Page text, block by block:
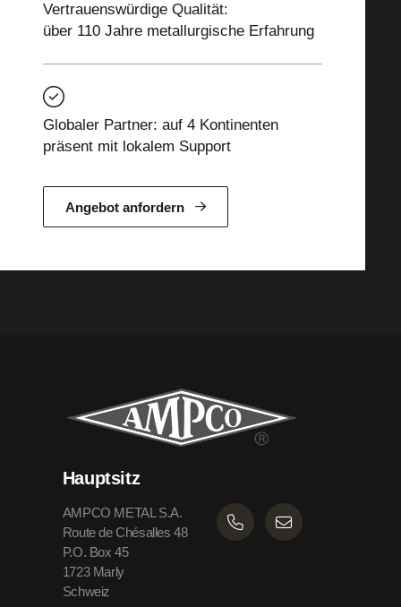
Vertrauenswürdige Qualität:
über 110 Jahre metallurgische Erfahrung
Globaler Partner: auf 4 Kontinenten
präsent mit lokalem Support
Angebot anfordern
Hauptsitz
AMPCO METAL S.A.
Route de Chésalles 48
P.O. Box 45
1723 Marly
Schweiz